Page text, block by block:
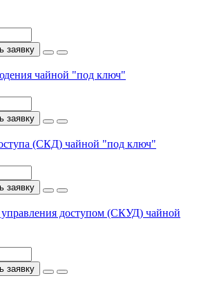
заявку
чайной "под ключ"
заявку
(СКД) чайной "под ключ"
заявку
доступом (СКУД) чайной
заявку